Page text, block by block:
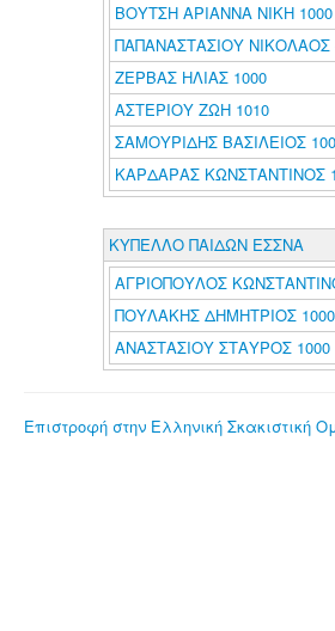
ΒΟΥΤΣΗ ΑΡΙΑΝΝΑ ΝΙΚΗ 1000
ΠΑΠΑΝΑΣΤΑΣΙΟΥ ΝΙΚΟΛΑΟΣ
ΖΕΡΒΑΣ ΗΛΙΑΣ 1000
ΑΣΤΕΡΙΟΥ ΖΩΗ 1010
ΣΑΜΟΥΡΙΔΗΣ ΒΑΣΙΛΕΙΟΣ
ΚΑΡΔΑΡΑΣ ΚΩΝΣΤΑΝΤΙΝΟΣ
ΚΥΠΕΛΛΟ ΠΑΙΔΩΝ ΕΣΣΝΑ
ΑΓΡΙΟΠΟΥΛΟΣ
ΠΟΥΛΑΚΗΣ ΔΗΜΗΤΡΙΟΣ 1000
ΑΝΑΣΤΑΣΙΟΥ ΣΤΑΥΡΟΣ 1000
Επιστροφή στην Ελληνική Σκακιστική